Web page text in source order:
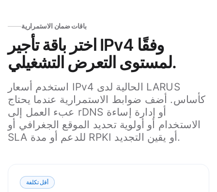
باقات ضمان الاستمرارية
اختر باقة تأجير IPv4 وفقًا
لمستوى التعرض التشغيلي.
استخدم أسعار IPv4 الحالية لدى LARUS
كأساس. أضف ضوابط الاستمرارية عندما يحتاج
عبء العمل إلى rDNS أو إدارة إساءة
الاستخدام أو أولوية تحديد الموقع الجغرافي أو
SLA للدعم أو مدة RPKI أو يقين التجديد.
أقل تكلفة